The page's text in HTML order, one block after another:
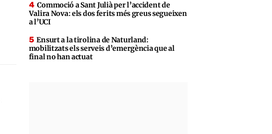
Commoció a Sant Julià per l’accident de
Valira Nova: els dos ferits més greus segueixen
a l’UCI
Ensurt a la tirolina de Naturland:
mobilitzats els serveis d’emergència que al
final no han actuat